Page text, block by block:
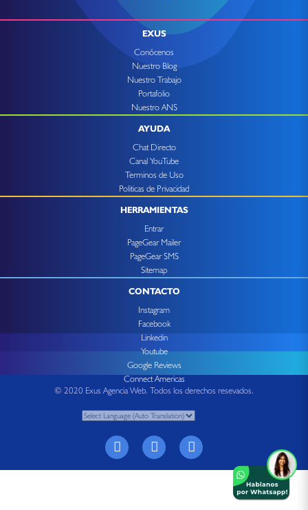
EXUS
Conócenos
Nuestro Blog
Nuestro Trabajo
Portafolio
Nuestro ANS
AYUDA
Chat Directo
Canal YouTube
Terminos de Uso
Politicas de Privacidad
HERRAMIENTAS
Entrar
PageGear Mailer
PageGear SMS
Sitemap
CONTACTO
Instagram
Facebook
Linkedin
Youtube
Google Reviews
Connect Americas
© 2020 Exus Agencia Web. Todos los derechos resevados.